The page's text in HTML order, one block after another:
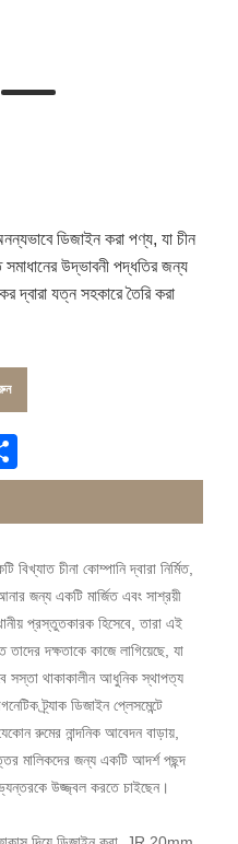
ডিজাইন করা পণ্য, যা চীন
সমাধানের উদ্ভাবনী পদ্ধতির জন্য
দ্বারা যত্ন সহকারে তৈরি করা
চীনা কোম্পানি দ্বারা নির্মিত,
জন্য একটি মার্জিত এবং সাশ্রয়ী
প্রস্তুতকারক হিসেবে, তারা এই
দক্ষতাকে কাজে লাগিয়েছে, যা
সস্তা থাকাকালীন আধুনিক স্থাপত্য
ট্র্যাক ডিজাইন প্লেসমেন্টে
রুমের নান্দনিক আবেদন বাড়ায়,
মালিকদের জন্য একটি আদর্শ পছন্দ
উজ্জ্বল করতে চাইছেন।